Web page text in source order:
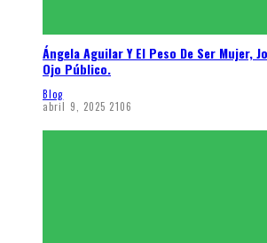
Ángela Aguilar Y El Peso De Ser Mujer,
Ojo Público.
Blog
abril 9, 2025 2106